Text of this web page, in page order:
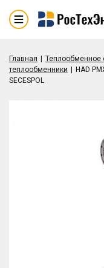
Главная Теплообменное
теплообменники
HAD
SECESPOL